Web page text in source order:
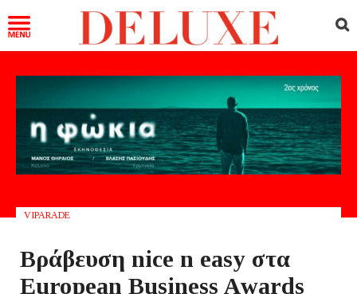
VIPARADE
Βράβευση nice n easy στα
European Business Awards